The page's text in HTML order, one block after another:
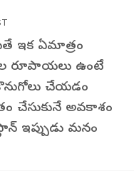
ఇక ఏమాత్రం
రూపాయలు ఉంటే
చేయడం
చేసుకునే అవకాశం
ఇప్పుడు మనం